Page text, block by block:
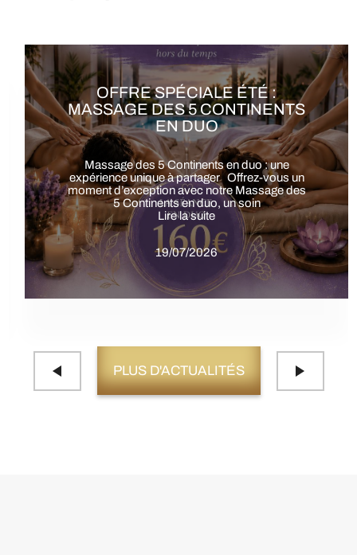
OFFRE SPÉCIALE ÉTÉ : SOIN
ÉNERGÉTIQUE 6ÈME
CONTINENT EN DUO
Offre spéciale été: Soin du 6ᵉ Continent en duo
Une expérience unique à partager à Gémenos
Offrez-vous une parenthèse de
Lire la suite
19/07/2026
PLUS D'ACTUALITÉS